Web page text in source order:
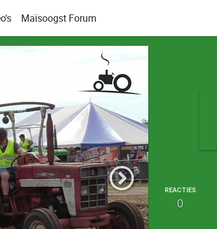
Maïsoogst Forum
REACTIES
0